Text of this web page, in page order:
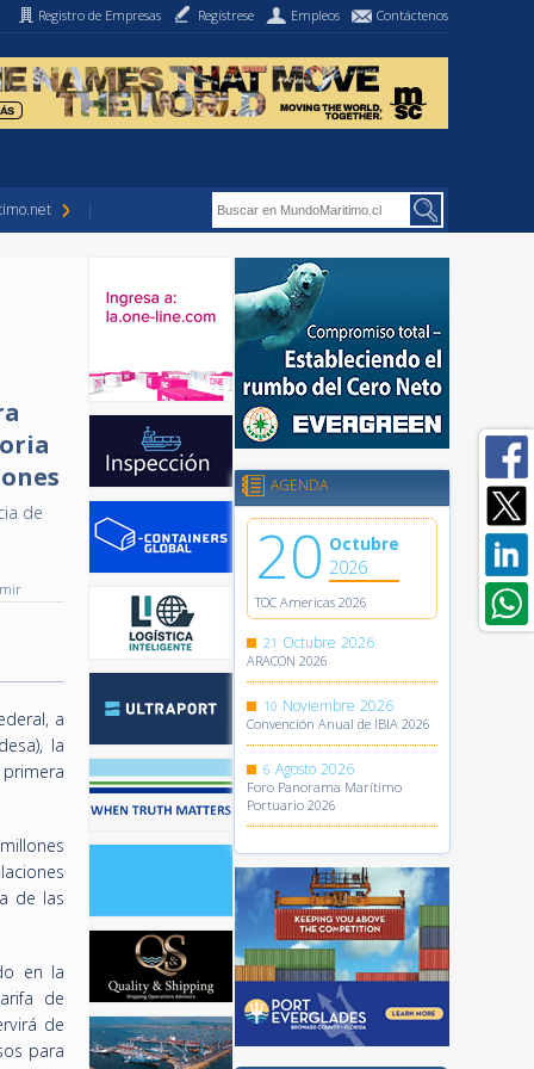
Registro de Empresas Regístrese Empleos Contáctenos
de
a
la
de las
en la
de
de
para
AGENDA
20 Octubre
2026
TOC Americas 2026
21 Octubre 2026
ARACON 2026
10 Noviembre 2026
Convención Anual de IBIA 2026
6 Agosto 2026
Foro Panorama Marítimo
Portuario 2026